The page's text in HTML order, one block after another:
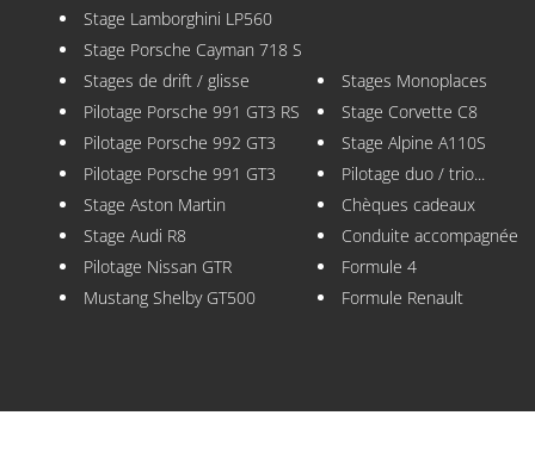
Stage Lamborghini LP560
Stage Porsche Cayman 718 S
Stages de drift / glisse
Pilotage Porsche 991 GT3 RS
Pilotage Porsche 992 GT3
Pilotage Porsche 991 GT3
Stage Aston Martin
Stage Audi R8
Pilotage Nissan GTR
Mustang Shelby GT500
Stages Monoplaces
Stage Corvette C8
Stage Alpine A110S
Pilotage duo / trio...
Chèques cadeaux
Conduite accompagnée
Formule 4
Formule Renault